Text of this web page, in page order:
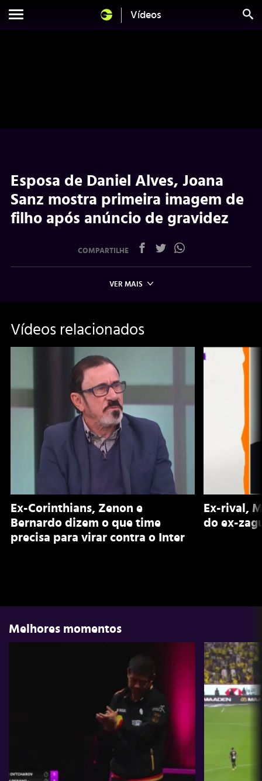
Vídeos
Esposa de Daniel Alves, Joana
Sanz mostra primeira imagem de
filho após anúncio de gravidez
COMPARTILHE
VER MAIS
Vídeos relacionados
Ex-Corinthians, Zenon e
Bernardo dizem o que time
precisa para virar contra o Inter
Ex-rival,
do ex-
Melhores momentos